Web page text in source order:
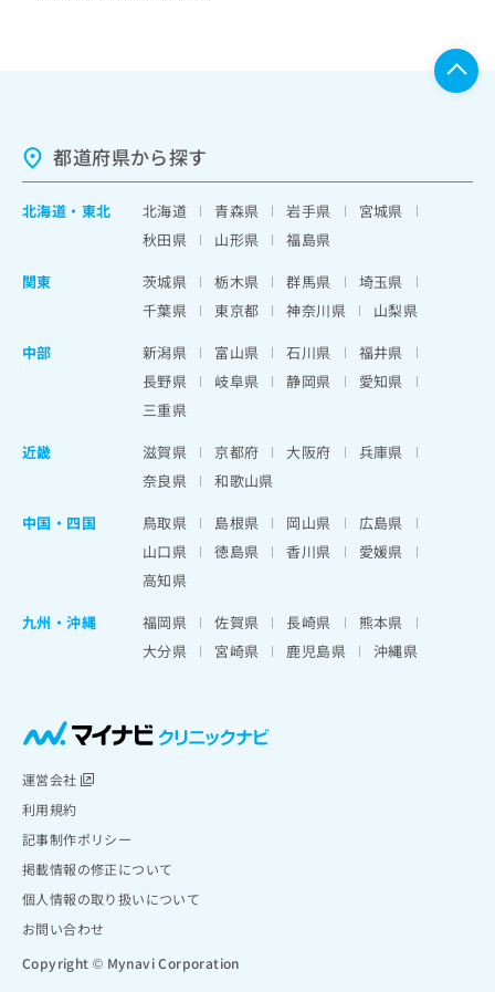
都道府県から探す
北海道 ・ 東北 北海道 青森県 岩手県
宮城県
秋田県
山形県
福島県
関東
茨城県 栃木県 群馬県
埼玉県
千葉県
東京都 神奈川県
山梨県
中部
新潟県 富山県 石川県
福井県
長野県
岐阜県 静岡県
愛知県
三重県
近畿
滋賀県 京都府 大阪府
兵庫県
奈良県
和歌山県
中国・四国
鳥取県 島根県 岡山県
広島県
山口県
徳島県 香川県
愛媛県
高知県
九州・沖縄
福岡県 佐賀県 長崎県
熊本県
大分県
宮崎県 鹿児島県 沖縄県
運営会社
利用規約
記事制作ポリシー
掲載情報の修正について
個人情報の取り扱いについて
お問い合わせ
Copyright © Mynavi Corporation